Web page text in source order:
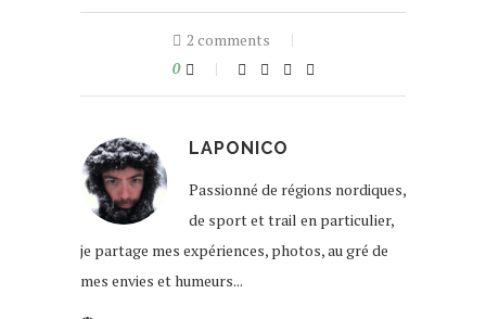
2 comments
0
LAPONICO
Passionné de régions nordiques,
de sport et trail en particulier,
je partage mes expériences, photos, au gré de
mes envies et humeurs...